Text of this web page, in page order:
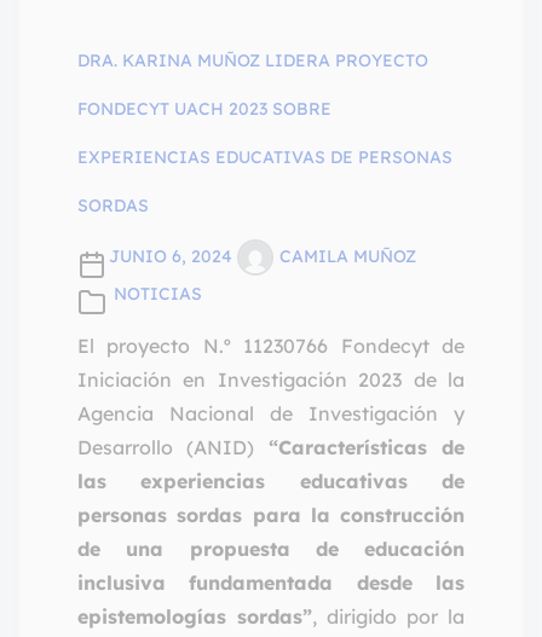
DRA. KARINA MUÑOZ LIDERA PROYECTO
FONDECYT UACH 2023 SOBRE
EXPERIENCIAS EDUCATIVAS DE PERSONAS
SORDAS
JUNIO 6, 2024
CAMILA MUÑOZ
NOTICIAS
El proyecto N.º 11230766 Fondecyt de
Iniciación en Investigación 2023 de la
Agencia Nacional de Investigación y
Desarrollo (ANID) “Características de
las experiencias educativas de
personas sordas para la construcción
de una propuesta de educación
inclusiva fundamentada desde las
epistemologías sordas”, dirigido por la